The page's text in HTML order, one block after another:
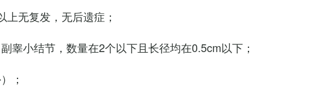
上无复发，无后遗症；
睾小结节，数量在2个以下且长径均在0.5cm以下；
；